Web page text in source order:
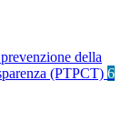
della
(PTPCT) 6